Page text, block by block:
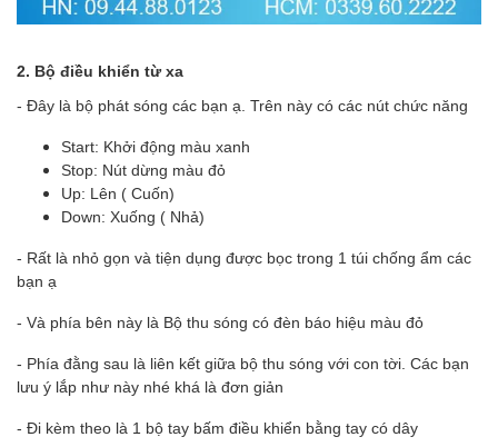
2. Bộ điều khiển từ xa
- Đây là bộ phát sóng các bạn ạ. Trên này có các nút chức năng
Start: Khởi động màu xanh
Stop: Nút dừng màu đỏ
Up: Lên ( Cuốn)
Down: Xuống ( Nhả)
- Rất là nhỏ gọn và tiện dụng được bọc trong 1 túi chống ẩm các
bạn ạ
- Và phía bên này là Bộ thu sóng có đèn báo hiệu màu đỏ
- Phía đằng sau là liên kết giữa bộ thu sóng với con tời. Các bạn
lưu ý lắp như này nhé khá là đơn giản
- Đi kèm theo là 1 bộ tay bấm điều khiển bằng tay có dây